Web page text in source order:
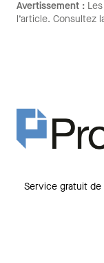
Avertissement :
l’article. Consultez
Service gratuit